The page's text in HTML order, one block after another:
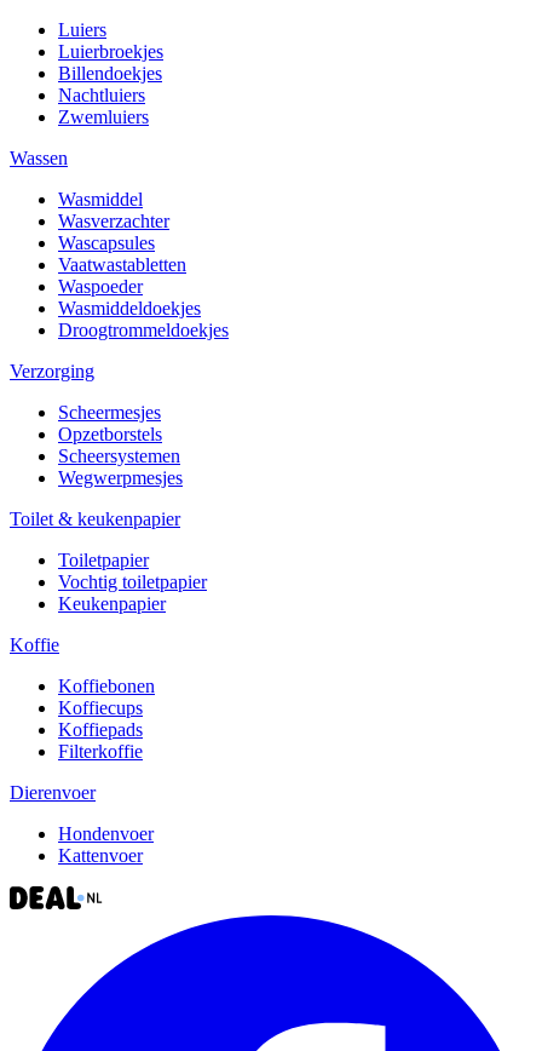
Luiers
Luierbroekjes
Billendoekjes
Nachtluiers
Zwemluiers
Wassen
Wasmiddel
Wasverzachter
Wascapsules
Vaatwastabletten
Waspoeder
Wasmiddeldoekjes
Droogtrommeldoekjes
Verzorging
Scheermesjes
Opzetborstels
Scheersystemen
Wegwerpmesjes
Toilet & keukenpapier
Toiletpapier
Vochtig toiletpapier
Keukenpapier
Koffie
Koffiebonen
Koffiecups
Koffiepads
Filterkoffie
Dierenvoer
Hondenvoer
Kattenvoer